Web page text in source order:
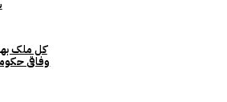
کل ملک
وفاقی